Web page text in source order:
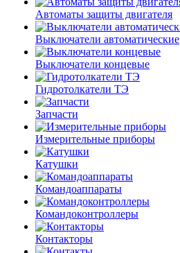
Автоматы защиты двигателя
Выключатели автоматические
Выключатели концевые
Гидротолкатели ТЭ
Запчасти
Измерительные приборы
Катушки
Командоаппараты
Командоконтроллеры
Контакторы